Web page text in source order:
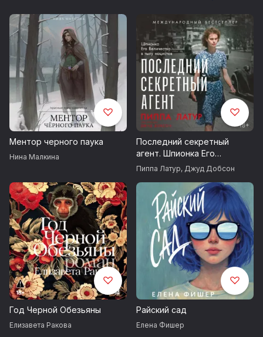
Ментор черного паука
Нина Малкина
Последний секретный
агент. Шпионка Его
Величества в тылу
Пиппа Латур, Джуд Добсон
Год Черной Обезьяны
Елизавета Ракова
Райский сад
Елена Фишер